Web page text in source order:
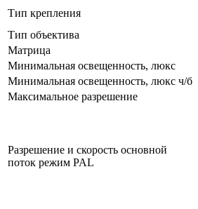
Тип крепления
Тип объектива
Матрица
Минимальная освещенность, люкс
Минимальная освещенность, люкс ч/б
Максимальное разрешение
Разрешение и скорость основной
поток режим PAL